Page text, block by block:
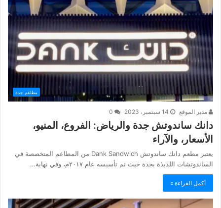
مطاعم جدة
مدير الموقع 14 سبتمبر، 2023
دانك ساندوتش جدة والرياض: الفروع، المنيو،
الأسعار، والآراء
يعتبر مطعم دانك ساندوتش Dank Sandwich من المطاعم المتخصصة في
الساندوتشات اللذيذة بجدة حيث تم تأسيسه عام ٢٠١٧م، وفي نهاية…
أكمل القراءة »